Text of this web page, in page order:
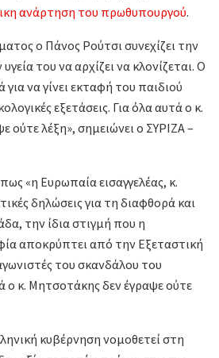
ανάρτηση του πρωθυπουργού.
ο Πάνος Ρούτσι συνεχίζει την
του να αρχίζει να κλονίζεται. Ο
να γίνει εκταφή του παιδιού
εξετάσεις. Για όλα αυτά ο κ.
ούτε λέξη», σημειώνει ο ΣΥΡΙΖΑ –
«η Ευρωπαία εισαγγελέας, κ.
δηλώσεις για τη διαφθορά και
την ίδια στιγμή που η
αποκρύπτει από την Εξεταστική
του σκανδάλου του
κ. Μητσοτάκης δεν έγραψε ούτε
κυβέρνηση νομοθετεί στη